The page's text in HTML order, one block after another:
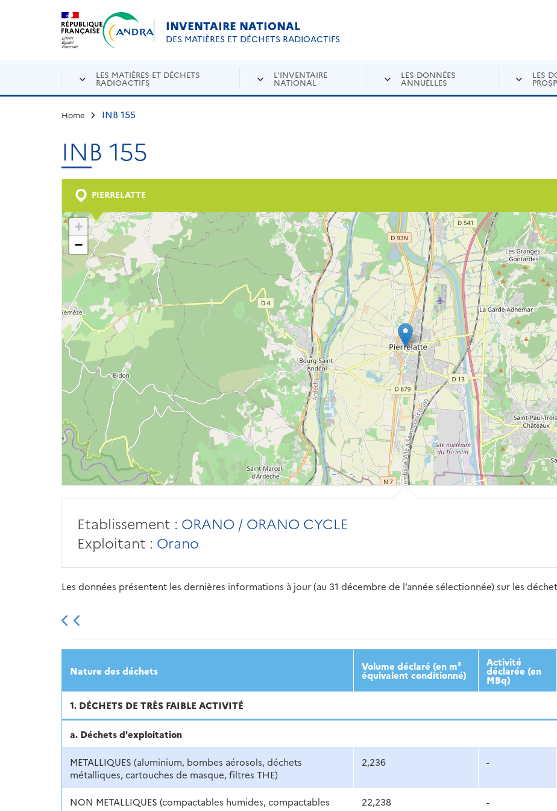
Aller au contenu principal
INVENTAIRE NATIONAL
DES MATIÈRES ET DÉCHETS RADIOACTIFS
LES MATIÈRES ET DÉCHETS
RADIOACTIFS
L'INVENTAIRE
NATIONAL
LES DONNÉES
ANNUELLES
LES
Home INB 155
INB 155
PIERRELATTE
+
−
Etablissement : ORANO / ORANO CYCLE
Exploitant : Orano
Les données présentent les dernières informations à jour (au 31 décembre de l’année sélectionnée) sur les
2013 2014 2015 2016 2017 2018 2019 2020
Nature des déchets Volume déclaré (en m³
équivalent conditionné)
Activité
déclarée (en
MBq)
1. DÉCHETS DE TRÈS FAIBLE ACTIVITÉ
a. Déchets d'exploitation
METALLIQUES (aluminium, bombes aérosols, déchets
métalliques, cartouches de masque, filtres THE)
2,236 -
NON METALLIQUES (compactables humides, compactables
22,238 -